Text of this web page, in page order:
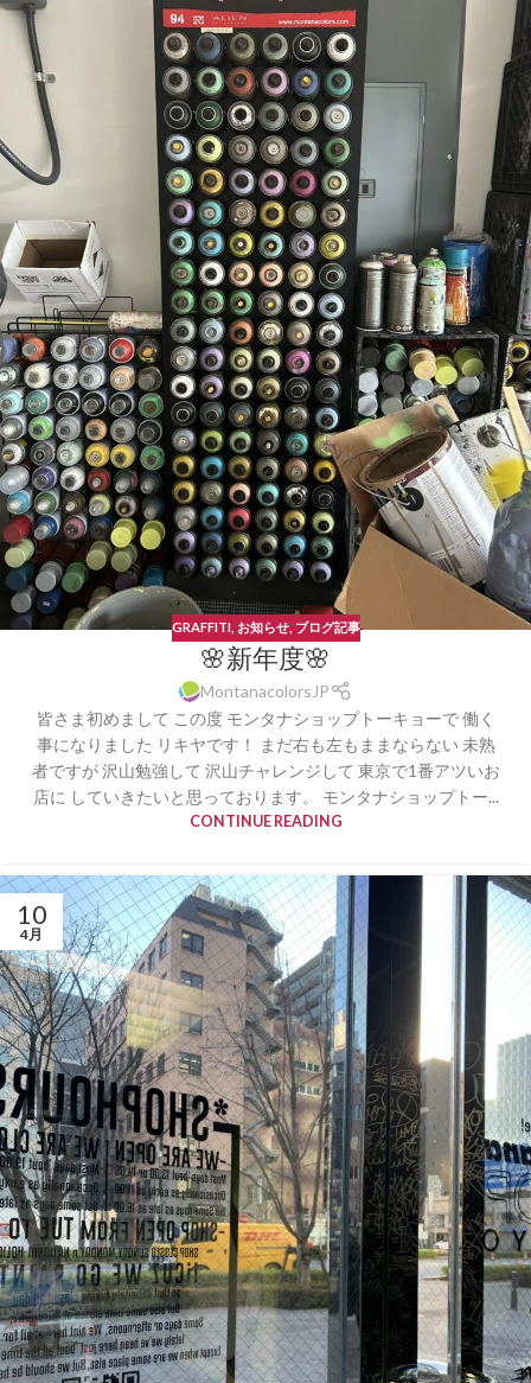
GRAFFITI, お知らせ, ブログ記事
🌸新年度🌸
MontanacolorsJP
皆さま初めまして この度 モンタナショップトーキョーで 働く
事になりました リキヤです！ まだ右も左もままならない 未熟
者ですが 沢山勉強して 沢山チャレンジして 東京で1番アツいお
店に していきたいと思っております。 モンタナショップトー...
CONTINUE READING
10
4月